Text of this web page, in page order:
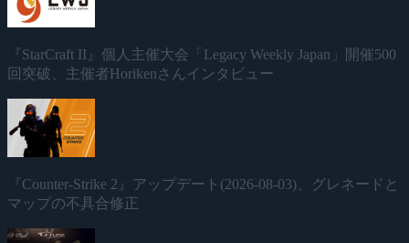
『StarCraft II』個人主催大会「Legacy Weekly Japan」開催500
回突破、主催者Horikenさんインタビュー
『Counter-Strike 2』アップデート(2026-08-03)、グレネードと
マップの不具合修正